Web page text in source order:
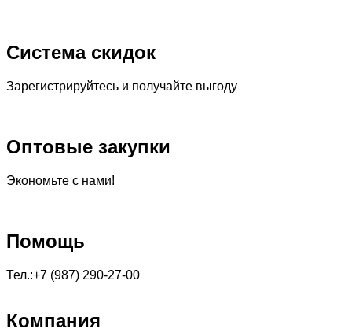
Система скидок
Зарегистрируйтесь и получайте выгоду
Оптовые закупки
Экономьте с нами!
Помощь
Тел.:+7 (987) 290-27-00
Компания